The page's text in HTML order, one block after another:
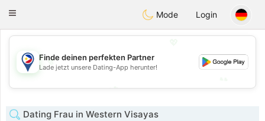
Philippines Chat
Toggle
Mode Login
💖
💕
Finde deinen perfekten Partner
Lade jetzt unsere Dating-App herunter!
Dating Frau in Western Visayas